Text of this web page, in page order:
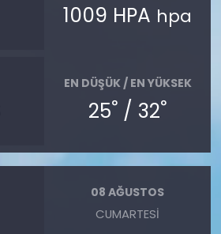
1009 HPA hpa
EN DÜŞÜK / EN YÜKSEK
25° / 32°
08 AĞUSTOS
CUMARTESI